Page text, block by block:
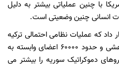
با چنین عملیاتی بیشتر به دلیل
انسانی چنین وضعیتی است.
که عملیات نظامی احتمالی ترکیه
نگرانی در مورد ۱۰۰۰۰ جنگجوی داعشی و حدود ۶۰۰۰۰ اعضای وابسته به
دموکراتیک سوریه را بیشتر می